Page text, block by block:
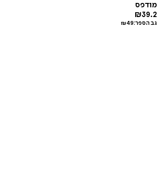
מודפס
₪39.2
גב הספר: ₪49